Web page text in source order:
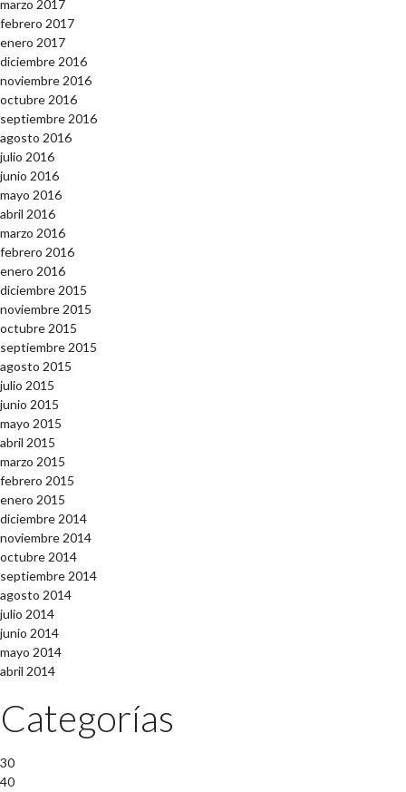
marzo 2017
febrero 2017
enero 2017
diciembre 2016
noviembre 2016
octubre 2016
septiembre 2016
agosto 2016
julio 2016
junio 2016
mayo 2016
abril 2016
marzo 2016
febrero 2016
enero 2016
diciembre 2015
noviembre 2015
octubre 2015
septiembre 2015
agosto 2015
julio 2015
junio 2015
mayo 2015
abril 2015
marzo 2015
febrero 2015
enero 2015
diciembre 2014
noviembre 2014
octubre 2014
septiembre 2014
agosto 2014
julio 2014
junio 2014
mayo 2014
abril 2014
Categorías
30
40